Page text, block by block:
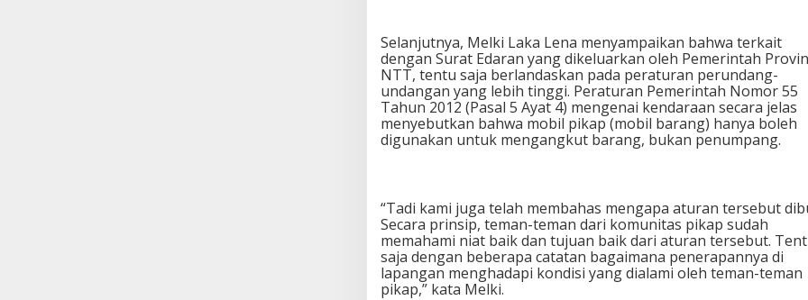
Selanjutnya, Melki Laka Lena menyampaikan bahwa terkait
dengan Surat Edaran yang dikeluarkan oleh Pemerintah
NTT, tentu saja berlandaskan pada peraturan perundang-
undangan yang lebih tinggi. Peraturan Pemerintah Nomor 55
Tahun 2012 (Pasal 5 Ayat 4) mengenai kendaraan secara jelas
menyebutkan bahwa mobil pikap (mobil barang) hanya boleh
digunakan untuk mengangkut barang, bukan penumpang.
“Tadi kami juga telah membahas mengapa aturan tersebut
Secara prinsip, teman-teman dari komunitas pikap sudah
memahami niat baik dan tujuan baik dari aturan tersebut.
saja dengan beberapa catatan bagaimana penerapannya di
lapangan menghadapi kondisi yang dialami oleh teman-teman
pikap,” kata Melki.